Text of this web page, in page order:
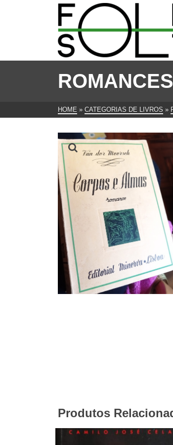
ROMANCES
HOME » CATEGORIAS DE LIVROS »
Produtos